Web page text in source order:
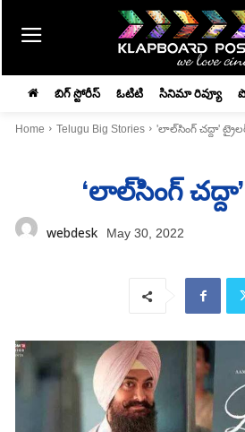
బిగ్ స్టోరీస్ ఓటిటి సినిమా రివ్యూ
Home Telugu Big Stories 'లాల్‌సింగ్‌ చద్దా'
‘లాల్‌సింగ్‌
webdesk May 30, 2022